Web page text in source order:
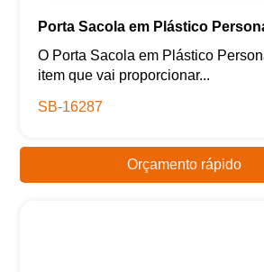
Porta Sacola em Plástico
O Porta Sacola em Plástico
item que vai proporcionar...
SB-16287
Orçamento rápido